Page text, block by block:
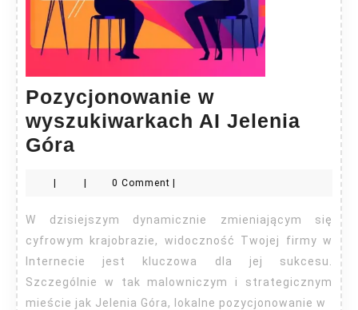
Pozycjonowanie w
wyszukiwarkach AI Jelenia
Góra
wyszukiwarkach
AI
Jelenia
Góra
| | 0 Comment |
W dzisiejszym dynamicznie zmieniającym się
cyfrowym krajobrazie, widoczność Twojej firmy w
Internecie jest kluczowa dla jej sukcesu.
Szczególnie w tak malowniczym i strategicznym
mieście jak Jelenia Góra, lokalne pozycjonowanie w